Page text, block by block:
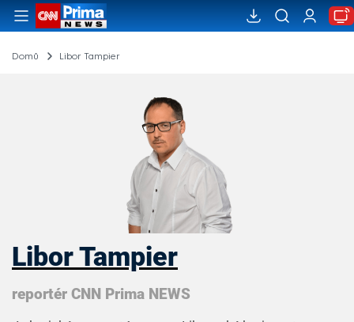
Domů Libor Tampier
Libor Tampier
reportér CNN Prima NEWS